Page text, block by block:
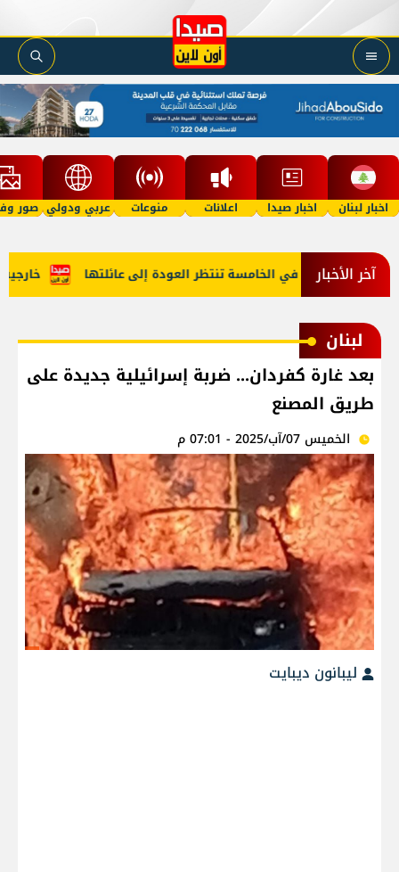
اخبار لبنان اخبار صيدا اعلانات منوعات عربي ودولي صور
آخر الأخبار خارجية طفلة في الخامسة تنتظر العودة إلى عائلتها
لبنان
بعد غارة كفردان... ضربة إسرائيلية جديدة على
طريق المصنع
الخميس 07/آب/2025 - 07:01 م
ليبانون ديبايت